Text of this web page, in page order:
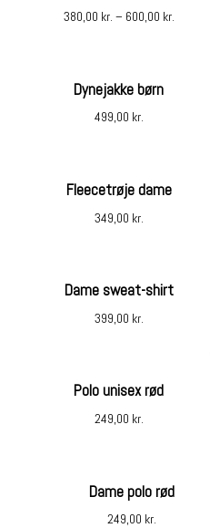
380,00 kr. – 600,00 kr.
Dynejakke børn
499,00 kr.
Fleecetrøje dame
349,00 kr.
Dame sweat-shirt
399,00 kr.
Polo unisex rød
249,00 kr.
Dame polo rød
249,00 kr.